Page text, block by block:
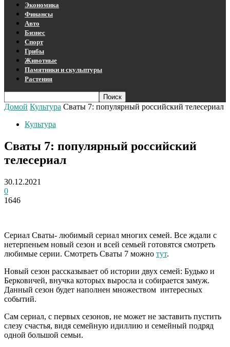
Экономика
Финансы
Авто
Бизнес
Спорт
Грибы
Животные
Памятники и скульптуры
Растения
Домой Культура Сваты 7: популярный российский телесериал
Культура
Сваты 7: популярный российский
телесериал
30.12.2021
0
1646
Сериал Сваты- любимый сериал многих семей. Все ждали с
нетерпеньем новый сезон и всей семьей готовятся смотреть
любимые серии. Смотреть Сваты 7 можно тут.
Новый сезон рассказывает об истории двух семей: Будько и
Берковичей, внучка которых выросла и собирается замуж.
Данный сезон будет наполнен множеством интересных
событий.
Сам сериал, с первых сезонов, не может не заставить пустить
слезу счастья, видя семейную идиллию и семейный подряд
одной большой семьи.